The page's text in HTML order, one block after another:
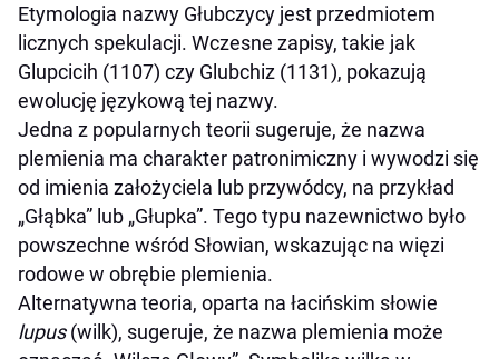
Etymologia nazwy Głubczycy jest przedmiotem
licznych spekulacji. Wczesne zapisy, takie jak
Glupcicih (1107) czy Glubchiz (1131), pokazują
ewolucję językową tej nazwy.
Jedna z popularnych teorii sugeruje, że nazwa
plemienia ma charakter patronimiczny i wywodzi się
od imienia założyciela lub przywódcy, na przykład
„Głąbka” lub „Głupka”. Tego typu nazewnictwo było
powszechne wśród Słowian, wskazując na więzi
rodowe w obrębie plemienia.
Alternatywna teoria, oparta na łacińskim słowie
lupus(wilk), sugeruje, że nazwa plemienia może